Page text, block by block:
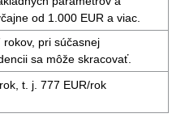
od 1.000 EUR a viac.
pri súčasnej
sa môže skracovať.
t. j. 777 EUR/rok